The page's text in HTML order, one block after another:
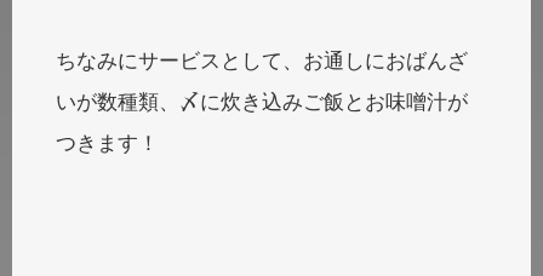
ちなみにサービスとして、お通しにおばんざ
いが数種類、〆に炊き込みご飯とお味噌汁が
つきます！